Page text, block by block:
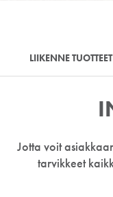
LIIKENNE TUOTTEET
Jotta voit
tarvikkeet